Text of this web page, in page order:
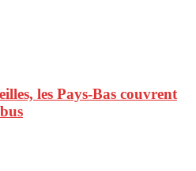
les Pays-Bas couvrent